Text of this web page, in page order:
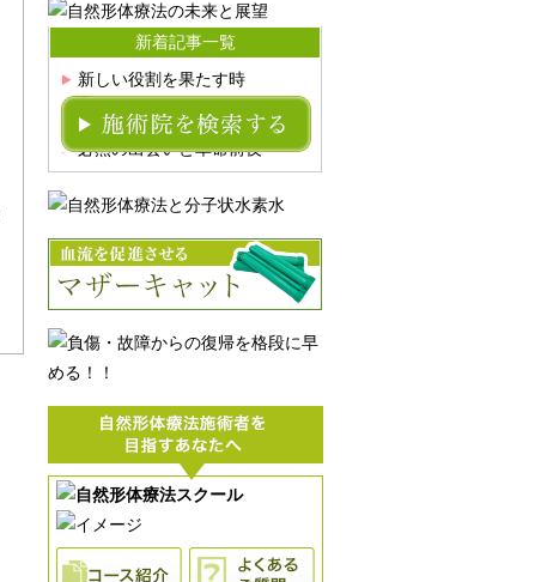
新着記事一覧
新しい役割を果たす時
基本に戻ることの大切さ
必然の出会いと革命前夜